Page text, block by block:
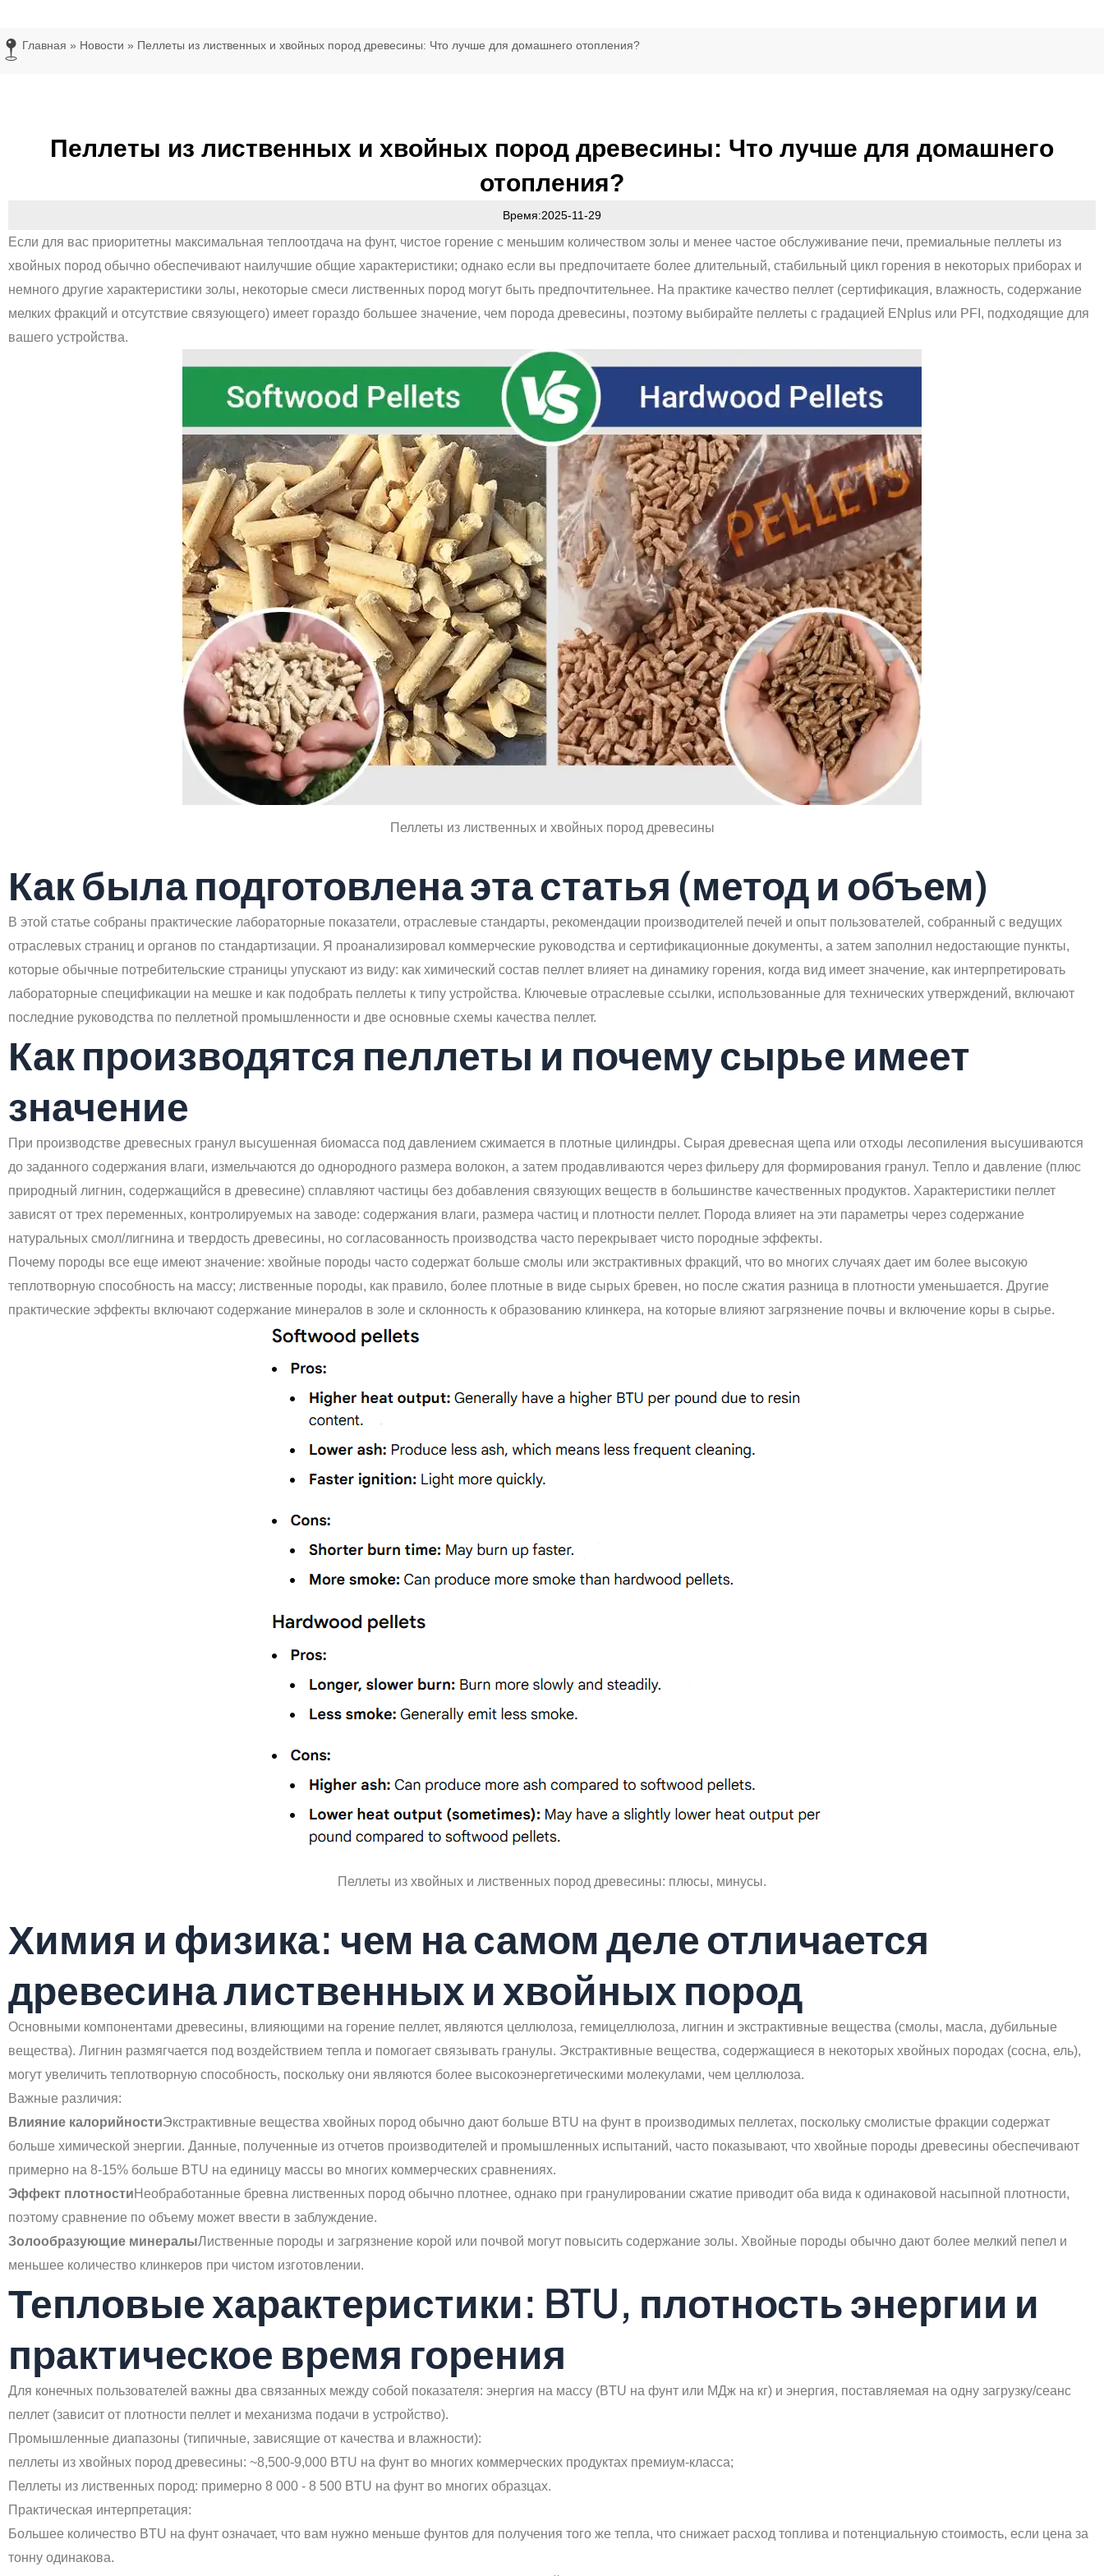
Главная » Новости » Пеллеты из лиственных и хвойных пород древесины: Что лучше для домашнего отопления?
Пеллеты из лиственных и хвойных пород древесины: Что лучше для домашнего
отопления?
Время:2025-11-29
Если для вас приоритетны максимальная теплоотдача на фунт, чистое горение с меньшим количеством золы и менее частое обслуживание печи, премиальные пеллеты из
хвойных пород обычно обеспечивают наилучшие общие характеристики; однако если вы предпочитаете более длительный, стабильный цикл горения в некоторых приборах и
немного другие характеристики золы, некоторые смеси лиственных пород могут быть предпочтительнее. На практике качество пеллет (сертификация, влажность, содержание
мелких фракций и отсутствие связующего) имеет гораздо большее значение, чем порода древесины, поэтому выбирайте пеллеты с градацией ENplus или PFI, подходящие для
вашего устройства.
Пеллеты из лиственных и хвойных пород древесины
Как была подготовлена эта статья (метод и объем)
В этой статье собраны практические лабораторные показатели, отраслевые стандарты, рекомендации производителей печей и опыт пользователей, собранный с ведущих
отраслевых страниц и органов по стандартизации. Я проанализировал коммерческие руководства и сертификационные документы, а затем заполнил недостающие пункты,
которые обычные потребительские страницы упускают из виду: как химический состав пеллет влияет на динамику горения, когда вид имеет значение, как интерпретировать
лабораторные спецификации на мешке и как подобрать пеллеты к типу устройства. Ключевые отраслевые ссылки, использованные для технических утверждений, включают
последние руководства по пеллетной промышленности и две основные схемы качества пеллет.
Как производятся пеллеты и почему сырье имеет
значение
При производстве древесных гранул высушенная биомасса под давлением сжимается в плотные цилиндры. Сырая древесная щепа или отходы лесопиления высушиваются
до заданного содержания влаги, измельчаются до однородного размера волокон, а затем продавливаются через фильеру для формирования гранул. Тепло и давление (плюс
природный лигнин, содержащийся в древесине) сплавляют частицы без добавления связующих веществ в большинстве качественных продуктов. Характеристики пеллет
зависят от трех переменных, контролируемых на заводе: содержания влаги, размера частиц и плотности пеллет. Порода влияет на эти параметры через содержание
натуральных смол/лигнина и твердость древесины, но согласованность производства часто перекрывает чисто породные эффекты.
Почему породы все еще имеют значение: хвойные породы часто содержат больше смолы или экстрактивных фракций, что во многих случаях дает им более высокую
теплотворную способность на массу; лиственные породы, как правило, более плотные в виде сырых бревен, но после сжатия разница в плотности уменьшается. Другие
практические эффекты включают содержание минералов в золе и склонность к образованию клинкера, на которые влияют загрязнение почвы и включение коры в сырье.
Пеллеты из хвойных и лиственных пород древесины: плюсы, минусы.
Химия и физика: чем на самом деле отличается
древесина лиственных и хвойных пород
Основными компонентами древесины, влияющими на горение пеллет, являются целлюлоза, гемицеллюлоза, лигнин и экстрактивные вещества (смолы, масла, дубильные
вещества). Лигнин размягчается под воздействием тепла и помогает связывать гранулы. Экстрактивные вещества, содержащиеся в некоторых хвойных породах (сосна, ель),
могут увеличить теплотворную способность, поскольку они являются более высокоэнергетическими молекулами, чем целлюлоза.
Важные различия:
Влияние калорийностиЭкстрактивные вещества хвойных пород обычно дают больше BTU на фунт в производимых пеллетах, поскольку смолистые фракции содержат
больше химической энергии. Данные, полученные из отчетов производителей и промышленных испытаний, часто показывают, что хвойные породы древесины обеспечивают
примерно на 8-15% больше BTU на единицу массы во многих коммерческих сравнениях.
Эффект плотностиНеобработанные бревна лиственных пород обычно плотнее, однако при гранулировании сжатие приводит оба вида к одинаковой насыпной плотности,
поэтому сравнение по объему может ввести в заблуждение.
Золообразующие минералыЛиственные породы и загрязнение корой или почвой могут повысить содержание золы. Хвойные породы обычно дают более мелкий пепел и
меньшее количество клинкеров при чистом изготовлении.
Тепловые характеристики: BTU, плотность энергии и
практическое время горения
Для конечных пользователей важны два связанных между собой показателя: энергия на массу (BTU на фунт или МДж на кг) и энергия, поставляемая на одну загрузку/сеанс
пеллет (зависит от плотности пеллет и механизма подачи в устройство).
Промышленные диапазоны (типичные, зависящие от качества и влажности):
пеллеты из хвойных пород древесины: ~8,500-9,000 BTU на фунт во многих коммерческих продуктах премиум-класса;
Пеллеты из лиственных пород: примерно 8 000 - 8 500 BTU на фунт во многих образцах.
Практическая интерпретация:
Большее количество BTU на фунт означает, что вам нужно меньше фунтов для получения того же тепла, что снижает расход топлива и потенциальную стоимость, если цена за
тонну одинакова.